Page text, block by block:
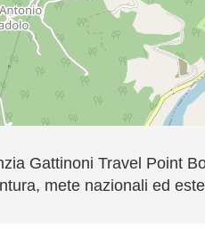
Gattinoni Travel Point
mete nazionali ed